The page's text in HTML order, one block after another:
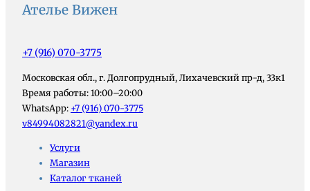
Ателье Вижен
+7 (916) 070-3775
Московская обл., г. Долгопрудный, Лихачевский пр-д, 33к1
Время работы: 10:00–20:00
WhatsApp: +7 (916) 070-3775
v84994082821@yandex.ru
Услуги
Магазин
Каталог тканей